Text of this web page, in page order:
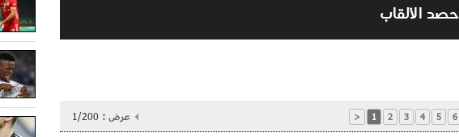
الألقاب
< 1 2 3 4 5 6 عرض : 1/200